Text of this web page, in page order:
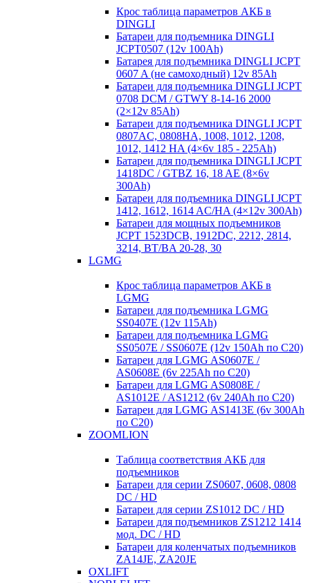
Крос таблица параметров АКБ в
DINGLI
Батареи для подъемника DINGLI
JCPT0507 (12v 100Ah)
Батарея для подъемника DINGLI JCPT
0607 A (не самоходный) 12v 85Ah
Батареи для подъемника DINGLI JCPT
0708 DCM / GTWY 8-14-16 2000
(2×12v 85Ah)
Батареи для подъемника DINGLI JCPT
0807AC, 0808HA, 1008, 1012, 1208,
1012, 1412 HA (4×6v 185 - 225Ah)
Батареи для подъемника DINGLI JCPT
1418DC / GTBZ 16, 18 AE (8×6v
300Ah)
Батареи для подъемника DINGLI JCPT
1412, 1612, 1614 AC/HA (4×12v 300Ah)
Батареи для мощных подъемников
JCPT 1523DCB, 1912DC, 2212, 2814,
3214, BT/BA 20-28, 30
LGMG
Крос таблица параметров АКБ в
LGMG
Батареи для подъемника LGMG
SS0407E (12v 115Ah)
Батареи для подъемника LGMG
SS0507E / SS0607E (12v 150Ah по С20)
Батареи для LGMG AS0607E /
AS0608E (6v 225Ah по С20)
Батареи для LGMG AS0808E /
AS1012E / AS1212 (6v 240Ah по С20)
Батареи для LGMG AS1413E (6v 300Ah
по С20)
ZOOMLION
Таблица соответствия АКБ для
подъемников
Батареи для серии ZS0607, 0608, 0808
DC / HD
Батареи для серии ZS1012 DC / HD
Батареи для подъемников ZS1212 1414
мод. DC / HD
Батареи для коленчатых подъемников
ZA14JE, ZA20JE
OXLIFT